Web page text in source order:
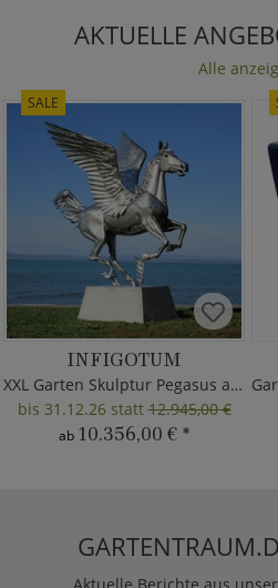
AKTUELLE
Alle
SALE
INFIGOTUM
XXL Garten Skulptur Pegasus aus Metall
bis 31.12.26 statt12.945,00 €
ab 10.356,00 € *